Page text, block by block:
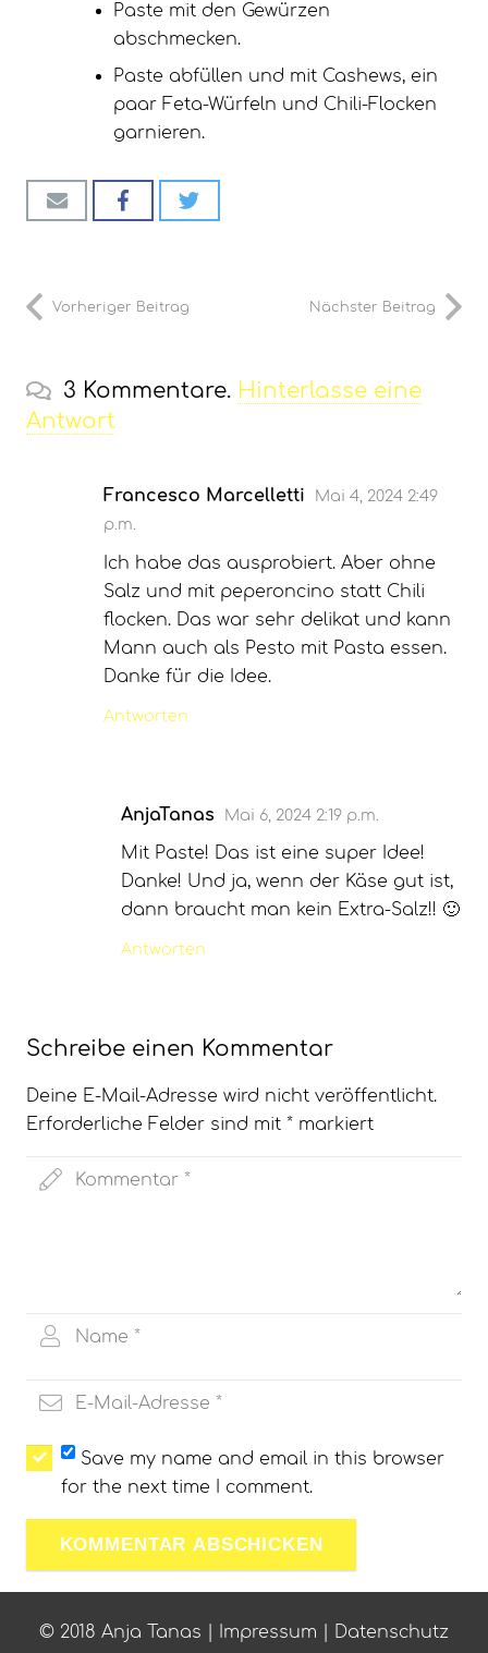
Paste mit den Gewürzen
abschmecken.
Paste abfüllen und mit Cashews, ein
paar Feta-Würfeln und Chili-Flocken
garnieren.
Vorheriger Beitrag Nächster Beitrag
3 Kommentare. Hinterlasse eine
Antwort
Francesco Marcelletti
Mai 4, 2024 2:49
p.m.
Ich habe das ausprobiert. Aber ohne
Salz und mit peperoncino statt Chili
flocken. Das war sehr delikat und kann
Mann auch als Pesto mit Pasta essen.
Danke für die Idee.
Antworten
AnjaTanas Mai 6, 2024 2:19 p.m.
Mit Paste! Das ist eine super Idee!
Danke! Und ja, wenn der Käse gut ist,
dann braucht man kein Extra-Salz!! 🙂
Antworten
Schreibe einen Kommentar
Deine E-Mail-Adresse wird nicht veröffentlicht.
Erforderliche Felder sind mit * markiert
Save my name and email in this browser
for the next time I comment.
KOMMENTAR ABSCHICKEN
© 2018 Anja Tanas | Impressum Datenschutz